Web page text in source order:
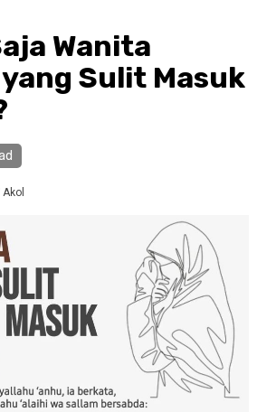
Wanita
Sulit Masuk
Akol